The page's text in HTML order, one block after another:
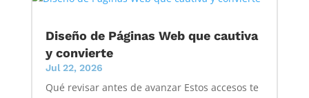
Diseño de Páginas Web que cautiva
y convierte
Jul 22, 2026
Qué revisar antes de avanzar Estos accesos te